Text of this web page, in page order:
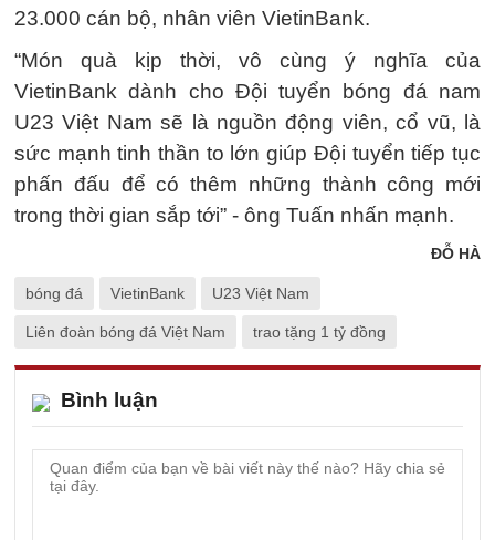
23.000 cán bộ, nhân viên VietinBank.
“Món quà kịp thời, vô cùng ý nghĩa của
VietinBank dành cho Đội tuyển bóng đá nam
U23 Việt Nam sẽ là nguồn động viên, cổ vũ, là
sức mạnh tinh thần to lớn giúp Đội tuyển tiếp tục
phấn đấu để có thêm những thành công mới
trong thời gian sắp tới” - ông Tuấn nhấn mạnh.
ĐỖ HÀ
bóng đá VietinBank U23 Việt Nam
Liên đoàn bóng đá Việt Nam trao tặng 1 tỷ đồng
Bình luận